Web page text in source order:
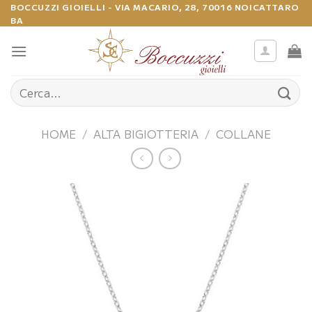
Salta
ai
contenuti
BOCCUZZI GIOIELLI - VIA MACARIO, 28, 70016 NOICATTARO
BA
Cerca:
HOME / ALTA BIGIOTTERIA / COLLANE